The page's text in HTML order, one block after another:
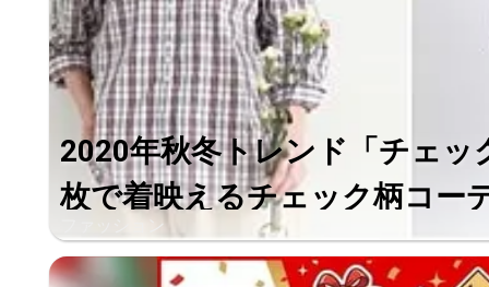
2020年秋冬トレンド「チェッ
枚で着映えるチェック柄コー
ファッション